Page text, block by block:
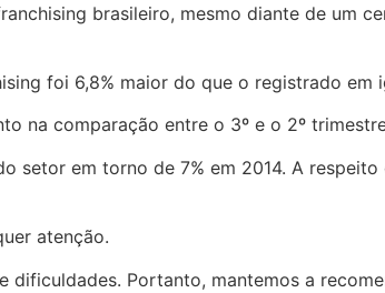
brasileiro, mesmo diante de um
foi 6,8% maior do que o registrado em
na comparação entre o 3º e o 2º
em torno de 7% em 2014. A
atenção.
dificuldades. Portanto, mantemos a